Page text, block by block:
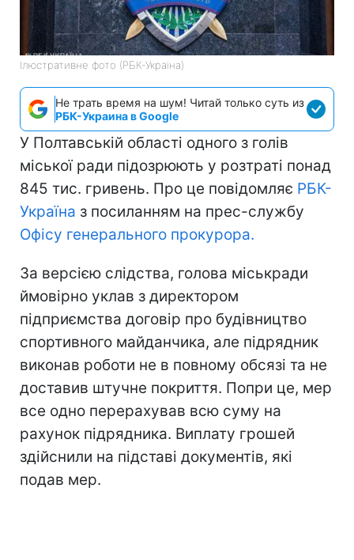
Ілюстративне фото (РБК-Україна)
Не трать время на шум! Читай только суть из
РБК-Украина в Google
У Полтавській області одного з голів
міської ради підозрюють у розтраті понад
845 тис. гривень. Про це повідомляє РБК-
Україна з посиланням на прес-службу
Офісу генерального прокурора.
За версією слідства, голова міськради
ймовірно уклав з директором
підприємства договір про будівництво
спортивного майданчика, але підрядник
виконав роботи не в повному обсязі та не
доставив штучне покриття. Попри це, мер
все одно перерахував всю суму на
рахунок підрядника. Виплату грошей
здійснили на підставі документів, які
подав мер.